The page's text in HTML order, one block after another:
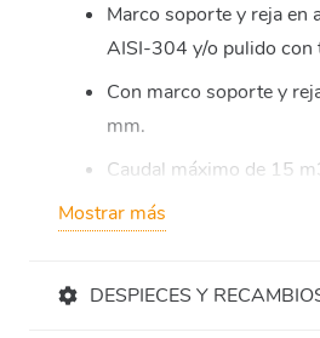
Marco soporte y reja en
AISI-304 y/o pulido con
Con marco soporte y
mm.
Caudal máximo de 15
Medidas disponibles en el
Mostrar más
DESPIECES Y